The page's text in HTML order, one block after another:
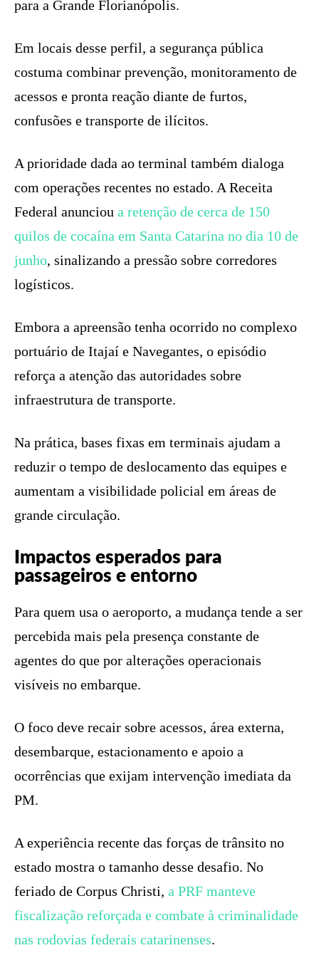
para a Grande Florianópolis.
Em locais desse perfil, a segurança pública
costuma combinar prevenção, monitoramento de
acessos e pronta reação diante de furtos,
confusões e transporte de ilícitos.
A prioridade dada ao terminal também dialoga
com operações recentes no estado. A Receita
Federal anunciou a retenção de cerca de 150
quilos de cocaína em Santa Catarina no dia 10 de
junho, sinalizando a pressão sobre corredores
logísticos.
Embora a apreensão tenha ocorrido no complexo
portuário de Itajaí e Navegantes, o episódio
reforça a atenção das autoridades sobre
infraestrutura de transporte.
Na prática, bases fixas em terminais ajudam a
reduzir o tempo de deslocamento das equipes e
aumentam a visibilidade policial em áreas de
grande circulação.
Impactos esperados para
passageiros e entorno
Para quem usa o aeroporto, a mudança tende a ser
percebida mais pela presença constante de
agentes do que por alterações operacionais
visíveis no embarque.
O foco deve recair sobre acessos, área externa,
desembarque, estacionamento e apoio a
ocorrências que exijam intervenção imediata da
PM.
A experiência recente das forças de trânsito no
estado mostra o tamanho desse desafio. No
feriado de Corpus Christi, a PRF manteve
fiscalização reforçada e combate à criminalidade
nas rodovias federais catarinenses.